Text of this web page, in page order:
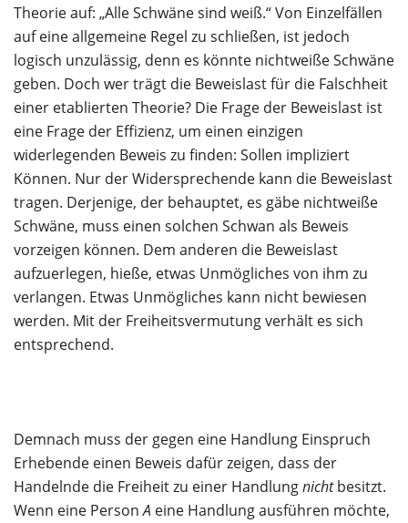
Theorie auf: „Alle Schwäne sind weiß.“ Von Einzelfällen
auf eine allgemeine Regel zu schließen, ist jedoch
logisch unzulässig, denn es könnte nichtweiße Schwäne
geben. Doch wer trägt die Beweislast für die Falschheit
einer etablierten Theorie? Die Frage der Beweislast ist
eine Frage der Effizienz, um einen einzigen
widerlegenden Beweis zu finden: Sollen impliziert
Können. Nur der Widersprechende kann die Beweislast
tragen. Derjenige, der behauptet, es gäbe nichtweiße
Schwäne, muss einen solchen Schwan als Beweis
vorzeigen können. Dem anderen die Beweislast
aufzuerlegen, hieße, etwas Unmögliches von ihm zu
verlangen. Etwas Unmögliches kann nicht bewiesen
werden. Mit der Freiheitsvermutung verhält es sich
entsprechend.
Demnach muss der gegen eine Handlung Einspruch
Erhebende einen Beweis dafür zeigen, dass der
Handelnde die Freiheit zu einer Handlungnichtbesitzt.
Wenn eine PersonA eine Handlung ausführen möchte,